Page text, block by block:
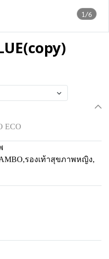
1/6
ECO
,รองเท้าสุขภาพหญิง,